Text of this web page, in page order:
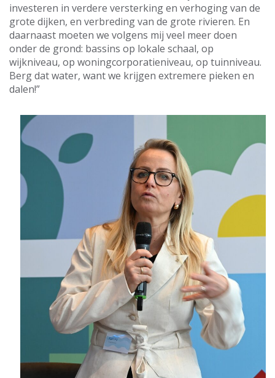
investeren in verdere versterking en verhoging van de
grote dijken, en verbreding van de grote rivieren. En
daarnaast moeten we volgens mij veel meer doen
onder de grond: bassins op lokale schaal, op
wijkniveau, op woningcorporatieniveau, op tuinniveau.
Berg dat water, want we krijgen extremere pieken en
dalen!”